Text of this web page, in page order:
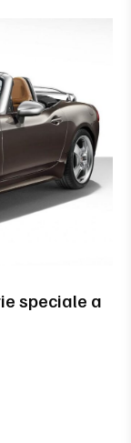
speciale a